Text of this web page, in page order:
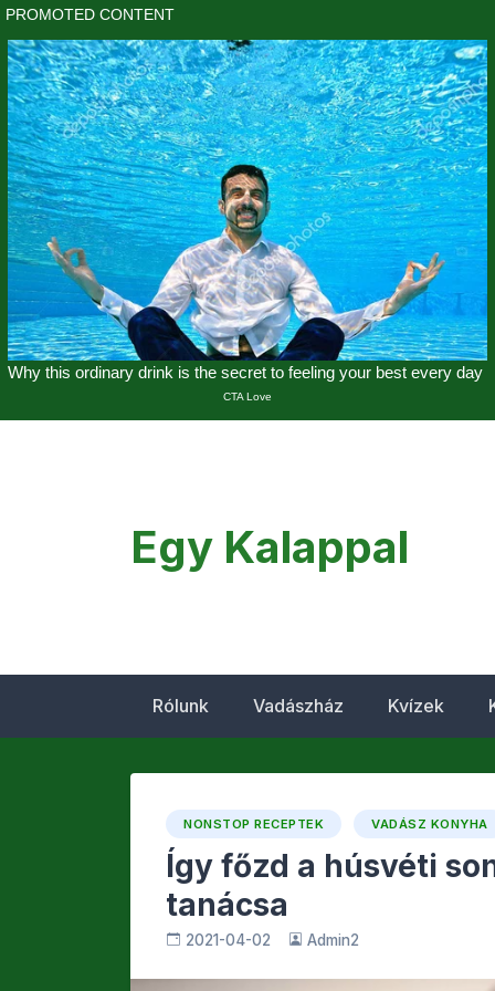
Egy Kalappal
Rólunk Vadászház Kvízek
NONSTOP RECEPTEK VADÁSZ KONYHA
Így főzd a húsvéti
tanácsa
2021-04-02 Admin2